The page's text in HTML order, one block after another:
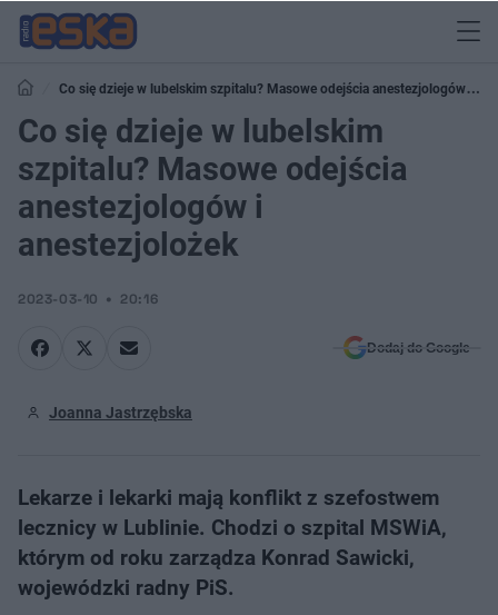
Co się dzieje w lubelskim szpitalu? Masowe odejścia anestezjologów i
anestezjolożek
Co się dzieje w lubelskim
szpitalu? Masowe odejścia
anestezjologów i
anestezjolożek
2023-03-10 20:16
Dodaj do Google
Joanna Jastrzębska
Lekarze i lekarki mają konflikt z szefostwem
lecznicy w Lublinie. Chodzi o szpital MSWiA,
którym od roku zarządza Konrad Sawicki,
wojewódzki radny PiS.